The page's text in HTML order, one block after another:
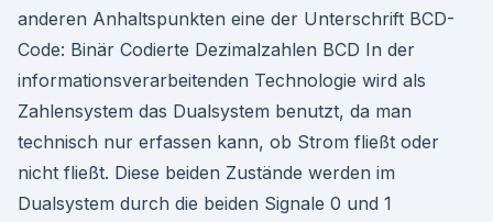
anderen Anhaltspunkten eine der Unterschrift BCD-
Code: Binär Codierte Dezimalzahlen BCD In der
informationsverarbeitenden Technologie wird als
Zahlensystem das Dualsystem benutzt, da man
technisch nur erfassen kann, ob Strom fließt oder
nicht fließt. Diese beiden Zustände werden im
Dualsystem durch die beiden Signale 0 und 1